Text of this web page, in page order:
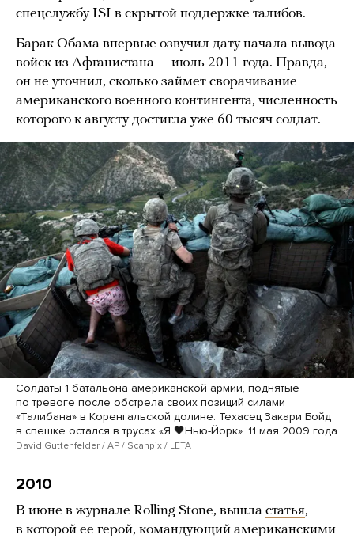
спецслужбу ISI в скрытой поддержке талибов.
Барак Обама впервые озвучил дату начала вывода
войск из Афганистана — июль 2011 года. Правда,
он не уточнил, сколько займет сворачивание
американского военного контингента, численность
которого к августу достигла уже 60 тысяч солдат.
Солдаты 1 батальона американской армии, поднятые
по тревоге после обстрела своих позиций силами
«Талибана» в Коренгальской долине. Техасец Закари Бойд
в спешке остался в трусах «Я 🖤Нью-Йорк». 11 мая 2009 года
David Guttenfelder / AP / Scanpix / LETA
2010
В июне в журнале Rolling Stone, вышла статья,
в которой ее герой, командующий американскими